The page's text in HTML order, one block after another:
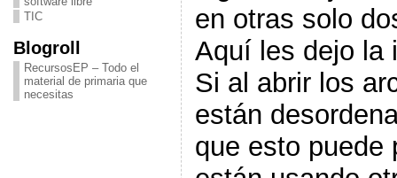
TIC
Blogroll
RecursosEP – Todo el
material de primaria que
necesitas
en otras solo
Aquí les dejo la
Si al abrir los
están
que esto puede